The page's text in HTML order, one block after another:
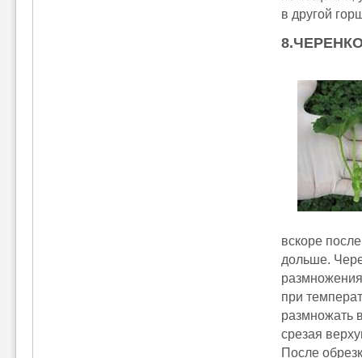
в другой
вскоре
дольше.
при
размножать
срезая
После